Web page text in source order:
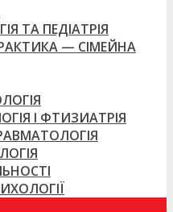
ТА ПЕДІАТРІЯ
— СІМЕЙНА
І ФТИЗИАТРІЯ